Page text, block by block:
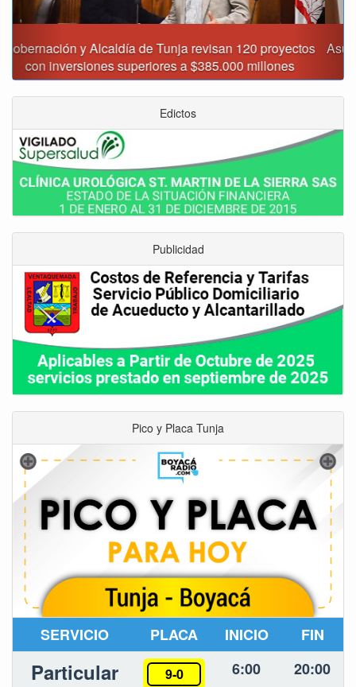
Asumió funciones nuevo secretario de Medio Ambiente de
Tunja
Edictos
Publicidad
Pico y Placa Tunja
SERVICIO PLACA INICIO FIN
Particular 9-0 6:00 20:00